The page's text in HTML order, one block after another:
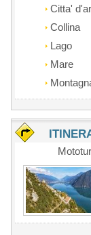
Citta'
Collina
Lago
Mare